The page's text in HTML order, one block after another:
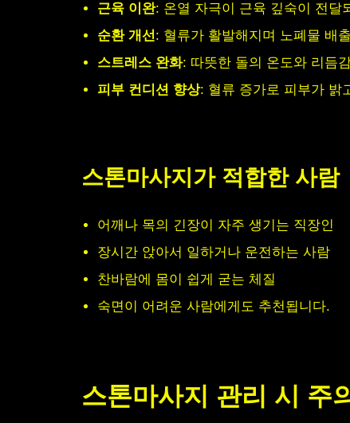
근육 이완: 온열 자극이 근육 깊숙이 전달
순환 개선: 혈류가 활발해지며 노폐물 배
스트레스 완화: 따뜻한 돌의 온도와 리듬
피부 컨디션 향상: 혈류 증가로 피부가 밝
스톤마사지가 적합한 사람
어깨나 목의 긴장이 자주 생기는 직장인
장시간 앉아서 일하거나 운전하는 사람
찬바람에 몸이 쉽게 굳는 체질
숙면이 어려운 사람에게도 추천됩니다.
스톤마사지 관리 시 주